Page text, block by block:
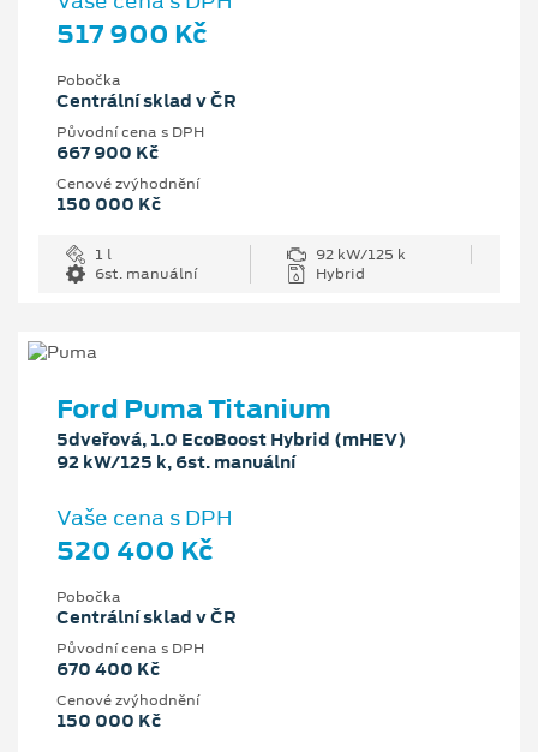
517 900 Kč
Pobočka
Centrální sklad v ČR
Původní cena s DPH
667 900 Kč
Cenové zvýhodnění
150 000 Kč
1 l
92 kW/125 k
6st. manuální
Hybrid
Ford Puma Titanium
5dveřová, 1.0 EcoBoost Hybrid (mHEV)
92 kW/125 k, 6st. manuální
Vaše cena s DPH
520 400 Kč
Pobočka
Centrální sklad v ČR
Původní cena s DPH
670 400 Kč
Cenové zvýhodnění
150 000 Kč